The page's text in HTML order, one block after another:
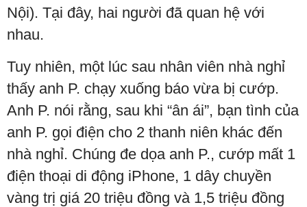
Nội). Tại đây, hai người đã quan hệ với
nhau.
Tuy nhiên, một lúc sau nhân viên nhà nghỉ
thấy anh P. chạy xuống báo vừa bị cướp.
Anh P. nói rằng, sau khi “ân ái”, bạn tình của
anh P. gọi điện cho 2 thanh niên khác đến
nhà nghỉ. Chúng đe dọa anh P., cướp mất 1
điện thoại di động iPhone, 1 dây chuyền
vàng trị giá 20 triệu đồng và 1,5 triệu đồng